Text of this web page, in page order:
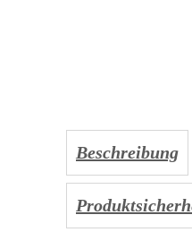
Beschreibung